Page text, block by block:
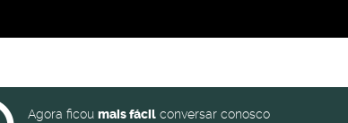
Agora ficou mais fácil conversar conosco